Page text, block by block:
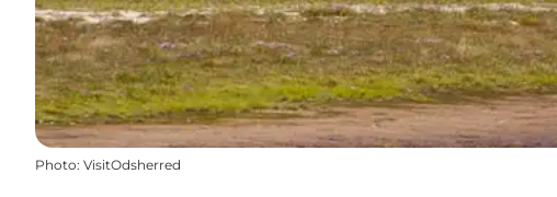
Photo: VisitOdsherred